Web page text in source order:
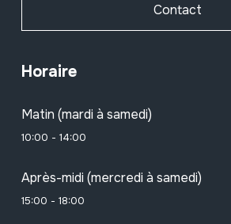
Contact
Horaire
Matin (mardi à samedi)
10:00 - 14:00
Après-midi (mercredi à samedi)
15:00 - 18:00